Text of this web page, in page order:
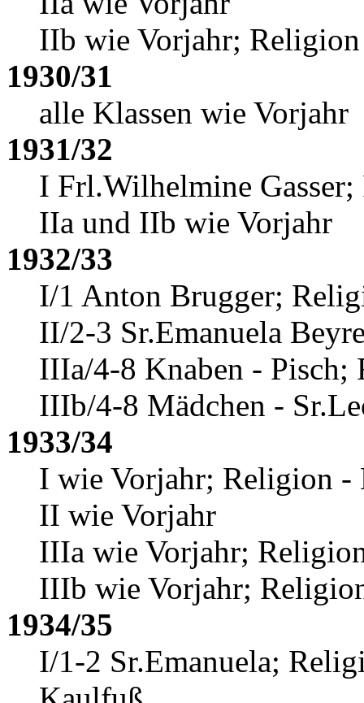
IIb wie Vorjahr;
1930/31
alle Klassen wie Vorjahr
1931/32
I Frl.Wilhelmine Gasser;
IIa und IIb wie Vorjahr
1932/33
I/1 Anton Brugger;
II/2-3 Sr.Emanuela
IIIa/4-8 Knaben - Pisch;
IIIb/4-8 Mädchen -
1933/34
I wie Vorjahr; Religion -
II wie Vorjahr
IIIa wie Vorjahr;
IIIb wie Vorjahr;
1934/35
I/1-2 Sr.Emanuela;